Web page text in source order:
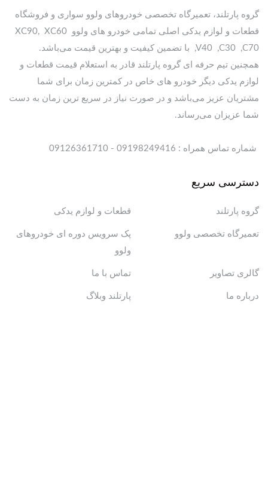
گروه پارتلند، تعمیرگاه تخصصی خودروهای ولوو سواری و فروشگاه
قطعات و لوازم یدکی اصلی تمامی خودرو های ولوو XC90, XC60
,V40 ,C30 ,C70 با تضمین کیفیت و بهترین قیمت می‌باشد.
همچنین تیم حرفه ای گروه پارتلند قادر به استعلام قیمت قطعات و
لوازم یدکی دیگر خودرو های خاص در کمترین زمان برای شما
مشتریان عزیز می‌باشد و در صورت نیاز در سریع ترین زمان به دست
شما عزیزان می‌رساند.
شماره تماس همراه : 09198249416 - 09126361710
دسترسی سریع
گروه پارتلند قطعات و لوازم یدکی
تعمیرگاه تخصصی ولوو
پک سرویس دوره ای خودروهای
ولوو
گالری تصاویر تماس با ما
درباره ما پارتلند وبلاگ